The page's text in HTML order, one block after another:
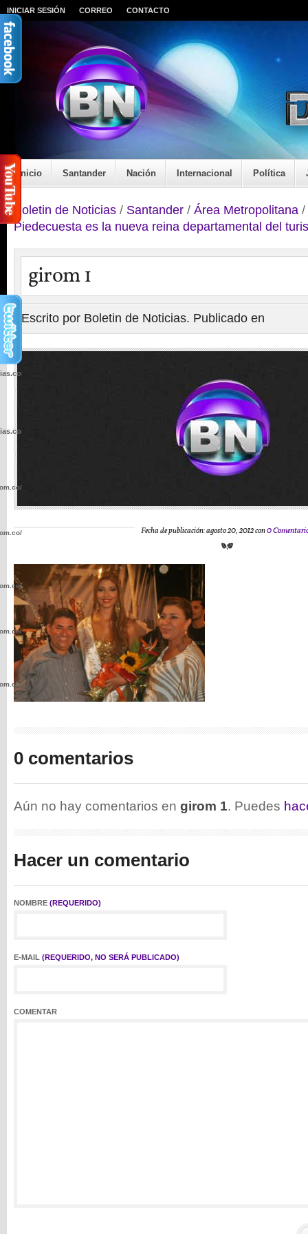
INICIAR SESIÓN CORREO CONTACTO
Inicio Santander Nación Internacional Política
Boletin de Noticias / Santander / Área Metropolitana /
Piedecuesta es la nueva reina departamental del
girom 1
Escrito por Boletin de Noticias. Publicado en
Fecha de publicación: agosto 20, 2012 con0
0 comentarios
Aún no hay comentarios en girom 1. Puedes
Hacer un comentario
NOMBRE (REQUERIDO)
E-MAIL (REQUERIDO, NO SERÁ PUBLICADO)
COMENTAR
wp-
wp-
wp-
wp-
wp-
wp-
wp-
wp-